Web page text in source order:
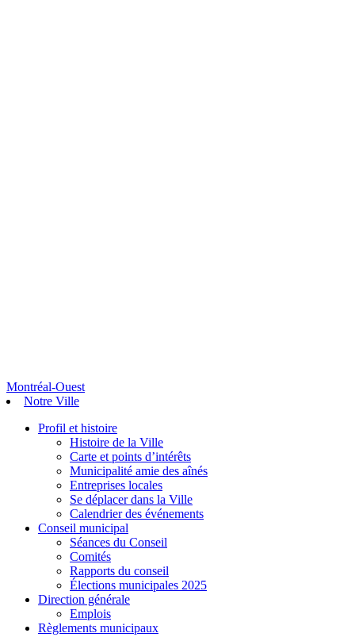
Montréal-Ouest
Notre Ville
Profil et histoire
Histoire de la Ville
Carte et points d’intérêts
Municipalité amie des aînés
Entreprises locales
Se déplacer dans la Ville
Calendrier des événements
Conseil municipal
Séances du Conseil
Comités
Rapports du conseil
Élections municipales 2025
Direction générale
Emplois
Règlements municipaux